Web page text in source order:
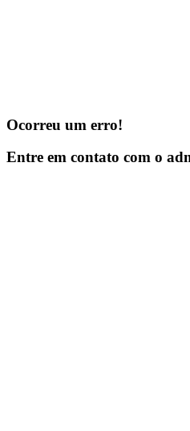
Ocorreu um erro!
Entre em contato com o